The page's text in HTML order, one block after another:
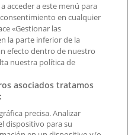
acceder a este menú para
en cualquier
«Gestionar las
la parte inferior de la
efecto dentro de nuestro
nuestra política de
asociados tratamos
precisa. Analizar
dispositivo para su